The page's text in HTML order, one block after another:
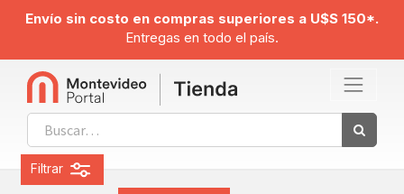
Envío sin costo en compras superiores a U$S 150*.
Entregas en todo el país.
Filtrar